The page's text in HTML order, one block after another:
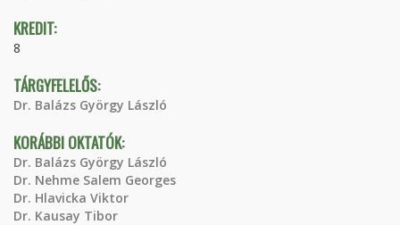
KREDIT:
8
TÁRGYFELELŐS:
Dr. Balázs György László
KORÁBBI OKTATÓK:
Dr. Balázs György László
Dr. Nehme Salem Georges
Dr. Hlavicka Viktor
Dr. Kausay Tibor